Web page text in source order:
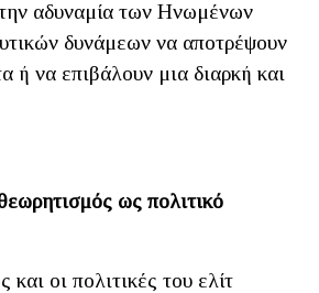
αδυναμία των Ηνωμένων
δυνάμεων να αποτρέψουν
ή να επιβάλουν μια διαρκή και
ως πολιτικό
οι πολιτικές του ελίτ